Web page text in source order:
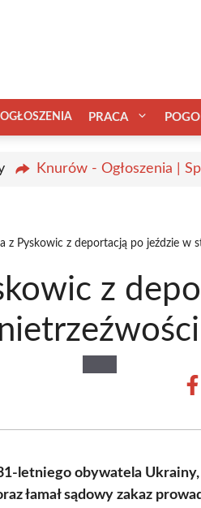
OGŁOSZENIA PRACA
Knurów - Ogłoszenia |
z Pyskowic z deportacją po jeździe w
z
letniego obywatela
łamał sądowy zakaz